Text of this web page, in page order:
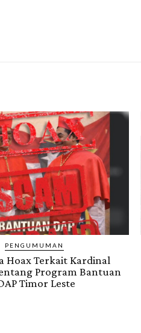
PENGUMUMAN
Hoax Terkait Kardinal
Program Bantuan
Timor Leste